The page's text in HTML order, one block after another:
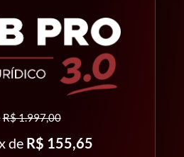
R$ 1.997,00
de R$ 155,65